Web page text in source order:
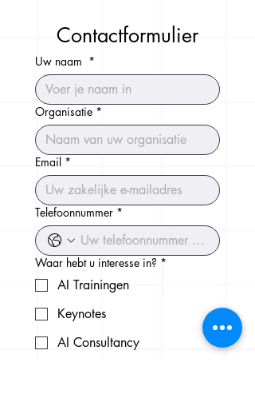
Contactformulier
Uw naam *
Organisatie *
Email *
Telefoonnummer *
Waar hebt u interesse in? *
AI Trainingen
Keynotes
AI Consultancy